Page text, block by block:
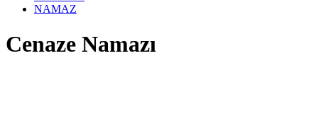
NAMAZ
Cenaze Namazı